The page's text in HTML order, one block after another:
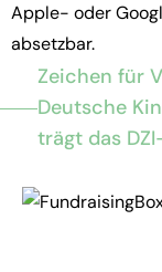
Apple- oder
absetzbar.
Zeichen für
Deutsche
trägt das